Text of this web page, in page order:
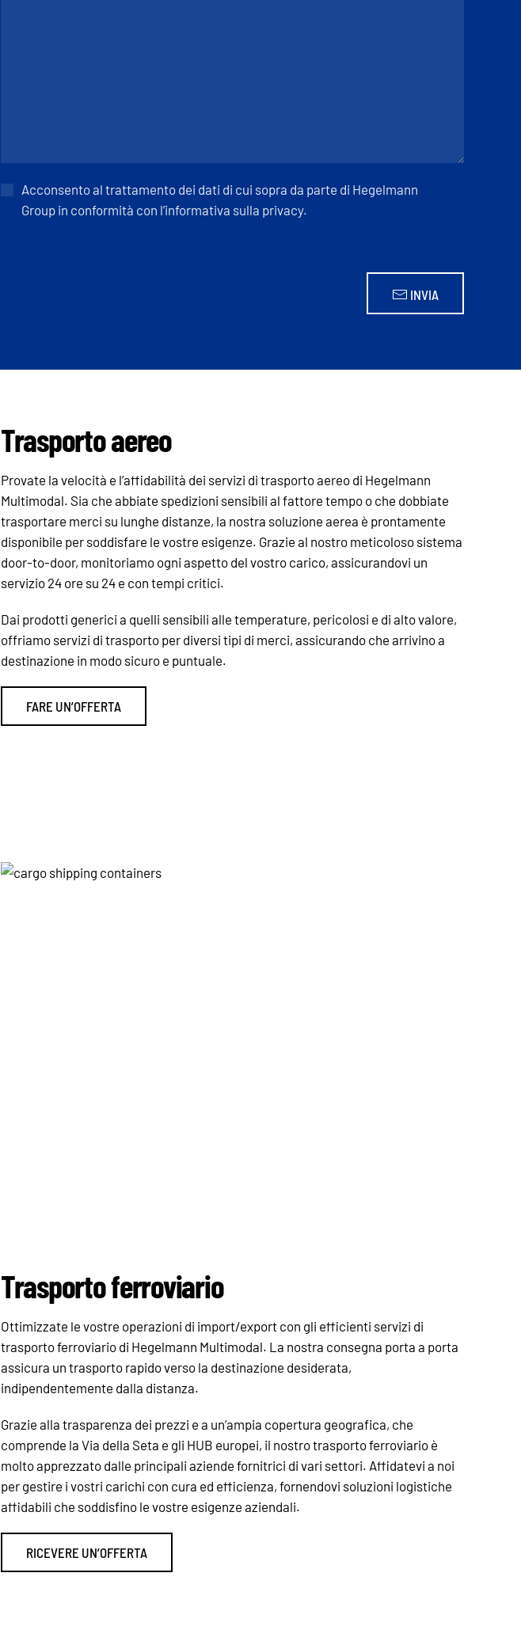
Acconsento al trattamento dei dati di cui sopra da parte di Hegelmann
Group in conformità con l’informativa sulla privacy.
INVIA
Trasporto aereo
Provate la velocità e l’affidabilità dei servizi di trasporto aereo di Hegelmann
Multimodal. Sia che abbiate spedizioni sensibili al fattore tempo o che dobbiate
trasportare merci su lunghe distanze, la nostra soluzione aerea è prontamente
disponibile per soddisfare le vostre esigenze. Grazie al nostro meticoloso sistema
door-to-door, monitoriamo ogni aspetto del vostro carico, assicurandovi un
servizio 24 ore su 24 e con tempi critici.
Dai prodotti generici a quelli sensibili alle temperature, pericolosi e di alto valore,
offriamo servizi di trasporto per diversi tipi di merci, assicurando che arrivino a
destinazione in modo sicuro e puntuale.
FARE UN’OFFERTA
Trasporto ferroviario
Ottimizzate le vostre operazioni di import/export con gli efficienti servizi di
trasporto ferroviario di Hegelmann Multimodal. La nostra consegna porta a porta
assicura un trasporto rapido verso la destinazione desiderata,
indipendentemente dalla distanza.
Grazie alla trasparenza dei prezzi e a un’ampia copertura geografica, che
comprende la Via della Seta e gli HUB europei, il nostro trasporto ferroviario è
molto apprezzato dalle principali aziende fornitrici di vari settori. Affidatevi a noi
per gestire i vostri carichi con cura ed efficienza, fornendovi soluzioni logistiche
affidabili che soddisfino le vostre esigenze aziendali.
RICEVERE UN’OFFERTA